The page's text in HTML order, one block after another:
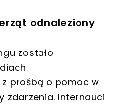
odnaleziony
zostało
z prośbą o pomoc w
zdarzenia. Internauci